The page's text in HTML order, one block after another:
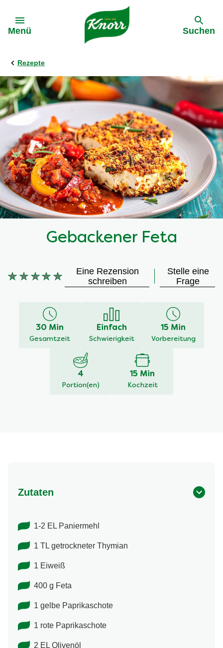
Menü Suchen
Rezepte
Gebackener Feta
Keine
recipe
Eine Rezension
schreiben
Stelle eine
Frage
30 Min
Gesamtzeit
Einfach
Schwierigkeit
15 Min
Vorbereitung
4
Portion(en)
15 Min
Kochzeit
Zutaten
1-2 EL Paniermehl
1 TL getrockneter Thymian
1 Eiweiß
400 g Feta
1 gelbe Paprikaschote
1 rote Paprikaschote
2 EL Olivenöl